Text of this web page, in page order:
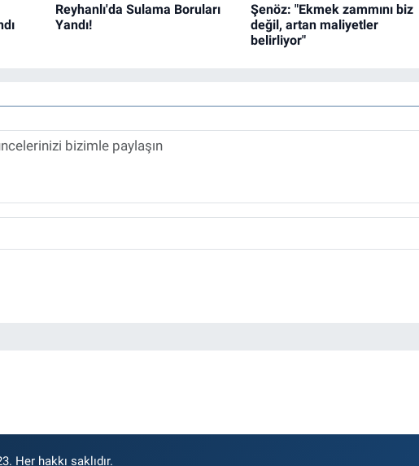
Reyhanlı'da Sulama Boruları
Yandı!
Şenöz: "Ekmek zammını biz
değil, artan maliyetler
belirliyor"
Her hakkı saklıdır.